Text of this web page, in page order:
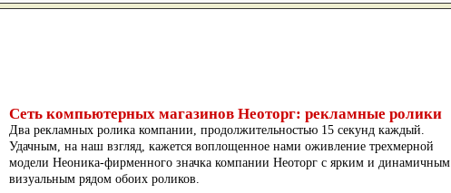
Сеть компьютерных магазинов Неоторг: рекламные ролики
Два рекламных ролика компании, продолжительностью 15 секунд каждый.
Удачным, на наш взгляд, кажется воплощенное нами оживление трехмерной
модели Неоника-фирменного значка компании Неоторг с ярким и динамичным
визуальным рядом обоих роликов.